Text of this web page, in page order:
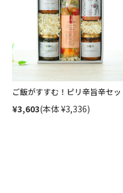
ご飯がすすむ！ピリ辛旨辛セッ
¥3,603(本体 ¥3,336)